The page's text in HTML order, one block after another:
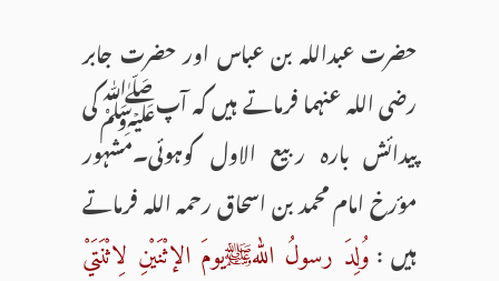
حضرت عبداللہ بن عباس اور حضرت جابر
رضی اللہ عنہما فرماتے ہیں کہ آپﷺکی
پیدائش بارہ ربیع الاول کوہوئی۔مشہور
مؤرخ امام محمد بن اسحاق رحمہ اللہ فرماتے
ہیں : وُلِدَ رسولُ اللهﷺیومَ الإثْنَیْنِ لِاثْنَتَيْ